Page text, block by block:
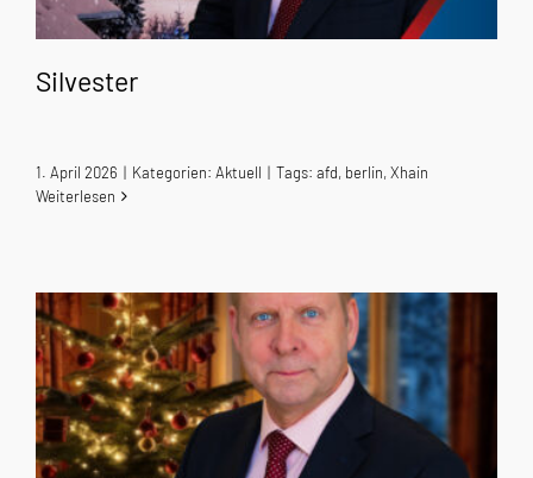
Silvester
1. April 2026 | Kategorien: Aktuell | Tags: afd, berlin,Xhain
Weiterlesen